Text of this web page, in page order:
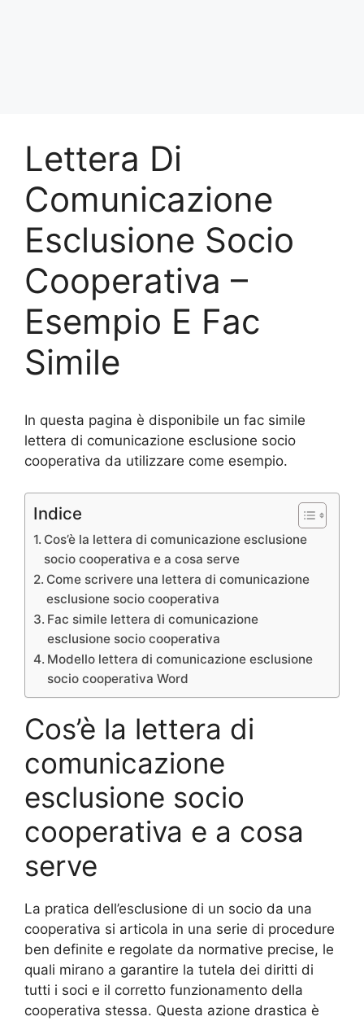
Lettera Di
Comunicazione
Esclusione Socio
Cooperativa –
Esempio E Fac
Simile
In questa pagina è disponibile un fac simile
lettera di comunicazione esclusione socio
cooperativa da utilizzare come esempio.
Indice
Cos’è la lettera di comunicazione esclusione
socio cooperativa e a cosa serve
Come scrivere una lettera di comunicazione
esclusione socio cooperativa
Fac simile lettera di comunicazione
esclusione socio cooperativa
Modello lettera di comunicazione esclusione
socio cooperativa Word
Cos’è la lettera di
comunicazione
esclusione socio
cooperativa e a cosa
serve
La pratica dell’esclusione di un socio da una
cooperativa si articola in una serie di procedure
ben definite e regolate da normative precise, le
quali mirano a garantire la tutela dei diritti di
tutti i soci e il corretto funzionamento della
cooperativa stessa. Questa azione drastica è